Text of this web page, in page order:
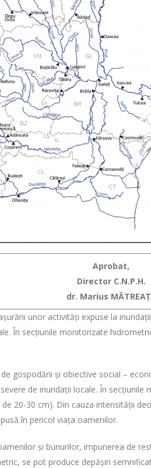
Aprobat,
Director C.N.P.H.
dr. Marius
unor activități expuse la
În secțiunile monitorizate
gospodării şi obiective social –
de inundații locale. În secțiunile
20-30 cm). Din cauza intensității
în pericol viața oamenilor.
şi bunurilor, impunerea de
se pot produce depășiri